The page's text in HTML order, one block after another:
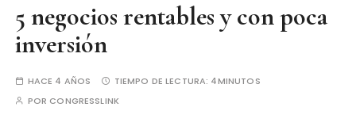
5 negocios rentables y con poca
inversión
HACE 4 AÑOS TIEMPO DE LECTURA: 4MINUTOS
POR CONGRESSLINK